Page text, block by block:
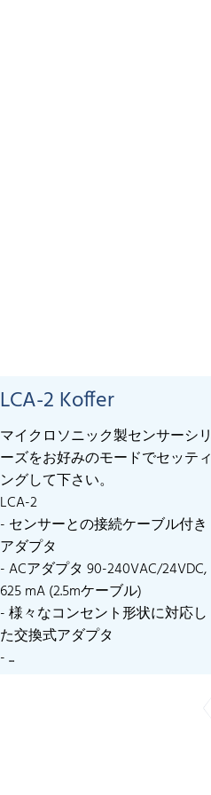
LCA-2 Koffer
マイクロソニック製センサーシリ
ーズをお好みのモードでセッティ
ングして下さい。
LCA-2
- センサーとの接続ケーブル付き
アダプタ
- ACアダプタ 90-240VAC/24VDC,
625 mA (2.5mケーブル)
- 様々なコンセント形状に対応し
た交換式アダプタ
- ...